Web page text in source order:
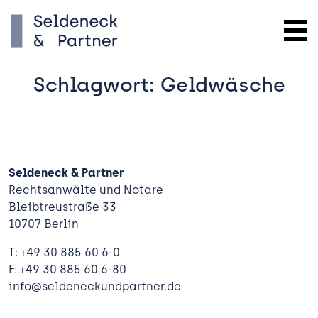
Expertise
Team
Schlagwort: Geldwäsche
Seldeneck & Partner
Rechtsanwälte und Notare
Bleibtreustraße 33
10707 Berlin
T: +49 30 885 60 6-0
F: +49 30 885 60 6-80
info@seldeneckundpartner.de